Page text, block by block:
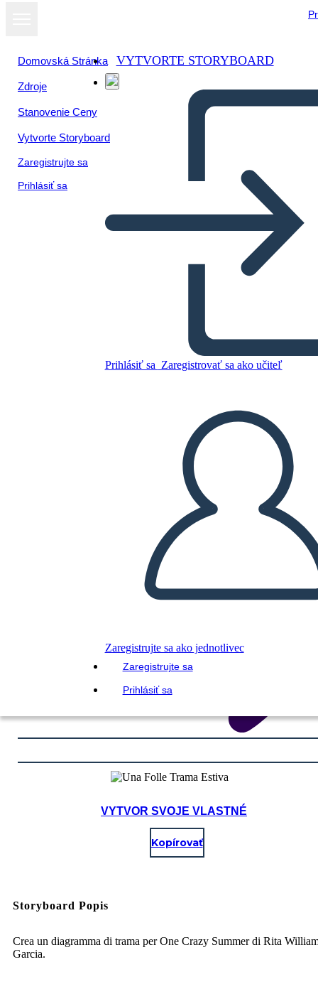
Domovská Stránka
Zdroje
Stanovenie Ceny
Vytvorte Storyboard
Zaregistrujte sa
Prihlásiť sa
VYTVORTE STORYBOARD
Prihlásiť sa Zaregistrovať sa ako učiteľ
Zaregistrujte sa ako jednotlivec
Zaregistrujte sa
Prihlásiť sa
Skopírujte tento Storyboard
PREHRAŤ PREZENTÁCIU
ČÍTAJ MI
VYTVOR SVOJE VLASTNÉ
Kopírovať
Storyboard Popis
Crea un diagramma di trama per One Crazy Summer di Rita
Garcia.